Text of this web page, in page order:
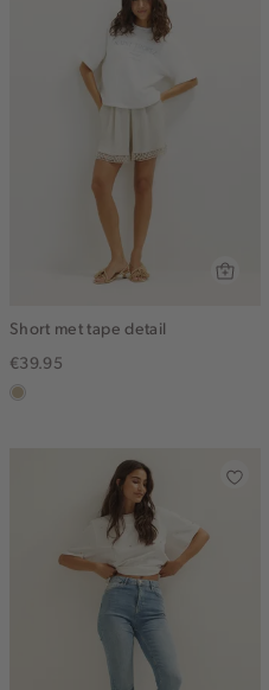
Short met tape detail
€39.95
lichtzand